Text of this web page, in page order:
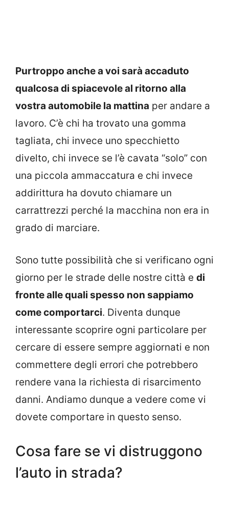
Purtroppo anche a voi sarà accaduto
qualcosa di spiacevole al ritorno alla
vostra automobile la mattina per andare a
lavoro. C’è chi ha trovato una gomma
tagliata, chi invece uno specchietto
divelto, chi invece se l’è cavata “solo” con
una piccola ammaccatura e chi invece
addirittura ha dovuto chiamare un
carrattrezzi perché la macchina non era in
grado di marciare.
Sono tutte possibilità che si verificano ogni
giorno per le strade delle nostre città e di
fronte alle quali spesso non sappiamo
come comportarci. Diventa dunque
interessante scoprire ogni particolare per
cercare di essere sempre aggiornati e non
commettere degli errori che potrebbero
rendere vana la richiesta di risarcimento
danni. Andiamo dunque a vedere come vi
dovete comportare in questo senso.
Cosa fare se vi distruggono
l’auto in strada?